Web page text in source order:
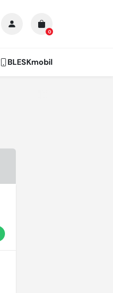
0
BLESKmobil